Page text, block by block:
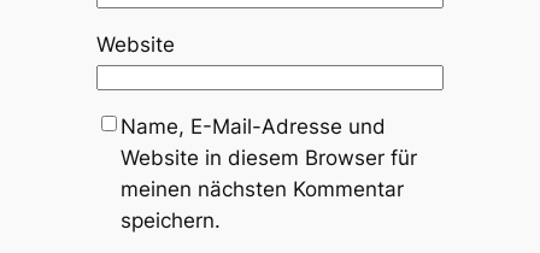
Website
Name, E-Mail-Adresse und
Website in diesem Browser für
meinen nächsten Kommentar
speichern.